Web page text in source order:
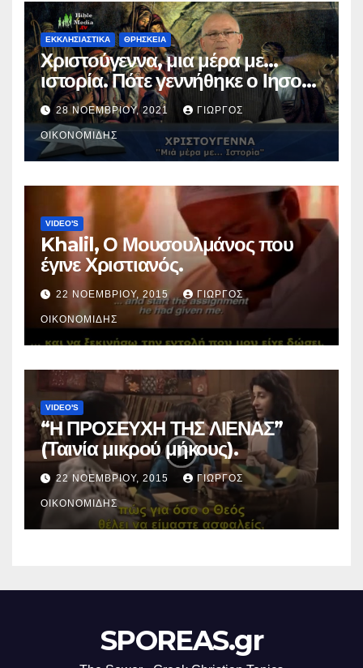
ΕΚΚΛΗΣΙΑΣΤΙΚΑ ΘΡΗΣΚΕΙΑ
Χριστούγεννα, μια μέρα με…
ιστορία. Πότε γεννήθηκε ο Ιησούς
Χριστός; (Βίντεο).
28 ΝΟΕΜΒΡΊΟΥ, 2021 ΓΙΏΡΓΟΣ
ΟΙΚΟΝΟΜΊΔΗΣ
VIDEO'S
Khalil, Ο Μουσουλμάνος που
έγινε Χριστιανός.
22 ΝΟΕΜΒΡΊΟΥ, 2015 ΓΙΏΡΓΟΣ
ΟΙΚΟΝΟΜΊΔΗΣ
VIDEO'S
“Η ΠΡΟΣΕΥΧΗ ΤΗΣ ΛΙΕΝΑΣ”
(Ταινία μικρού μήκους).
22 ΝΟΕΜΒΡΊΟΥ, 2015 ΓΙΏΡΓΟΣ
ΟΙΚΟΝΟΜΊΔΗΣ
SPOREAS.gr